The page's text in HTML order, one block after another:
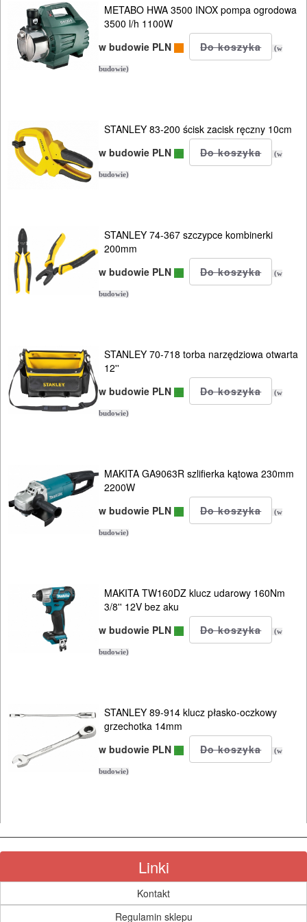
ROZRUCHOWE
PROSTOWNIKI
OSPRZĘT
PRĄDOWE
ODZIEŻ
ROBOCZA
SPRZĘT
AGD
PILARKI-
KOSIARKI-
KOSY
MYJKI
METABO HWA 3500 INOX pompa ogrodowa
3500 l/h 1100W
w budowie PLN
(w
budowie)
STANLEY 83-200 ścisk zacisk ręczny 10cm
w budowie PLN
(w
budowie)
STANLEY 74-367 szczypce kombinerki
200mm
w budowie PLN
(w
budowie)
STANLEY 70-718 torba narzędziowa otwarta
12''
w budowie PLN
(w
budowie)
MAKITA GA9063R szlifierka kątowa 230mm
2200W
w budowie PLN
(w
budowie)
MAKITA TW160DZ klucz udarowy 160Nm
3/8'' 12V bez aku
w budowie PLN
(w
budowie)
STANLEY 89-914 klucz płasko-oczkowy
grzechotka 14mm
w budowie PLN
(w
budowie)
Linki
Kontakt
Regulamin sklepu